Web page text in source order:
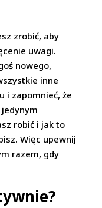
zrobić, aby
uwagi.
nowego,
inne
i zapomnieć, że
robić i jak to
Więc upewnij
razem, gdy